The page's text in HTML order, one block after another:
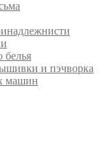
белья
и пэчворка
машин